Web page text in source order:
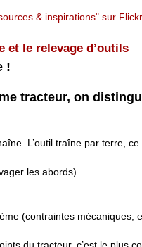
& inspirations" sur Flickr.
et le relevage d’outils
!
tracteur, on
L’outil traîne par terre, ce
les abords).
(contraintes mécaniques,